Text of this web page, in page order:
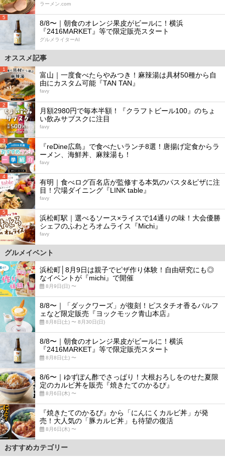
ラーメン.com
5
8/8〜｜朝食のオレンジ果皮がビールに！横浜
『2416MARKET』等で限定販売スタート
グルメライターAI
オススメ記事
1
富山｜一度食べたらやみつき！麻辣湯は具材50種から自
由にカスタム可能『TAN TAN』
favy
2
月額2980円で毎本半額！『クラフトビール100』のちょ
い飲みサブスクに注目
favy
3
『reDine広島』で食べたいランチ8選！唐揚げ定食からラ
ーメン、海鮮丼、麻辣湯も！
favy
4
有明｜食べログ百名店が監修する本気のパスタ&ピザに注
目！穴場ダイニング『LINK table』
favy
5
浜松町駅｜選べるソース×ライスで14通りの味！大会優勝
シェフのふわとろオムライス『Michi』
favy
グルメイベント
浜松町│8月9日は親子でピザ作り体験！自由研究にも◎
なイベントが『michi』で開催
8月9日(日) 〜
8/8〜｜「ダックワーズ」が復刻！ピスタチオ香るパルフ
ェなど限定販売『ヨックモック青山本店』
8月8日(土) 〜 8月30日(日)
8/8〜｜朝食のオレンジ果皮がビールに！横浜
『2416MARKET』等で限定販売スタート
8月8日(土) 〜
8/6〜｜ゆずぽん酢でさっぱり！大根おろしをのせた夏限
定のカルビ丼を販売『焼きたてのかるび』
8月6日(木) 〜
『焼きたてのかるび』から「にんにくカルビ丼」が発
売！大人気の「豚カルビ丼」も待望の復活
8月6日(木) 〜
おすすめカテゴリー